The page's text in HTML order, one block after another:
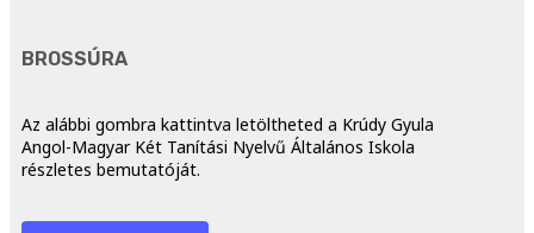
BROSSÚRA
Az alábbi gombra kattintva letöltheted a Krúdy Gyula
Angol-Magyar Két Tanítási Nyelvű Általános Iskola
részletes bemutatóját.